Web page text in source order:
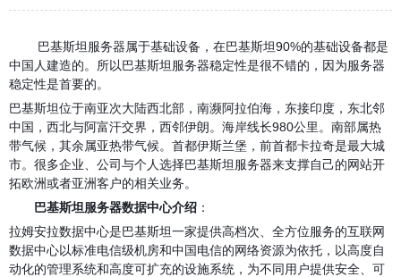
巴基斯坦服务器属于基础设备，在巴基斯坦90%的基础设备都是
中国人建造的。所以巴基斯坦服务器稳定性是很不错的，因为服务器
稳定性是首要的。
巴基斯坦位于南亚次大陆西北部，南濒阿拉伯海，东接印度，东北邻
中国，西北与阿富汗交界，西邻伊朗。海岸线长980公里。南部属热
带气候，其余属亚热带气候。首都伊斯兰堡，前首都卡拉奇是最大城
市。很多企业、公司与个人选择巴基斯坦服务器来支撑自己的网站开
拓欧洲或者亚洲客户的相关业务。
巴基斯坦服务器数据中心介绍 ：
拉姆安拉数据中心是巴基斯坦一家提供高档次、全方位服务的互联网
数据中心以标准电信级机房和中国电信的网络资源为依托，以高度自
动化的管理系统和高度可扩充的设施系统，为不同用户提供安全、可